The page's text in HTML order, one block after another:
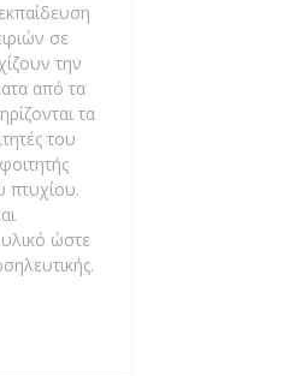
σε
την
από τα
τα
του
πτυχίου.
ώστε